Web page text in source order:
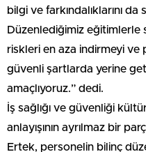
bilgi ve farkındalıklarını
Düzenlediğimiz eğitimlerle
riskleri en aza indirmeyi ve
güvenli şartlarda yerine
amaçlıyoruz.” dedi.
İş sağlığı ve güvenliği
anlayışının ayrılmaz bir
Ertek, personelin bilinç